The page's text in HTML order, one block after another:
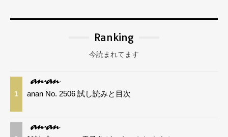
Ranking
今読まれてます
1 anan No. 2506 試し読みと目次